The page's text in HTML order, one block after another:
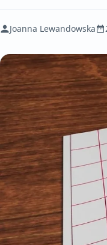
Joanna Lewandowska